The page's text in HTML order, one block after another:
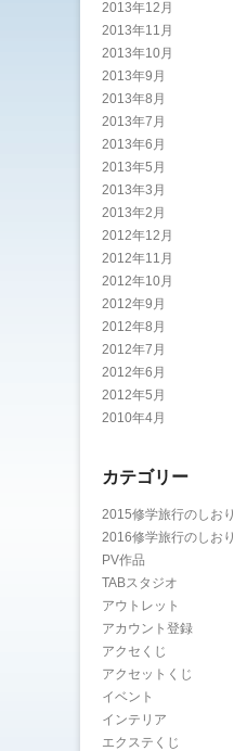
2013年12月
2013年11月
2013年10月
2013年9月
2013年8月
2013年7月
2013年6月
2013年5月
2013年3月
2013年2月
2012年12月
2012年11月
2012年10月
2012年9月
2012年8月
2012年7月
2012年6月
2012年5月
2010年4月
カテゴリー
2015修学旅行のしおり
2016修学旅行のしおり
PV作品
TABスタジオ
アウトレット
アカウント登録
アクセくじ
アクセットくじ
イベント
インテリア
エクステくじ